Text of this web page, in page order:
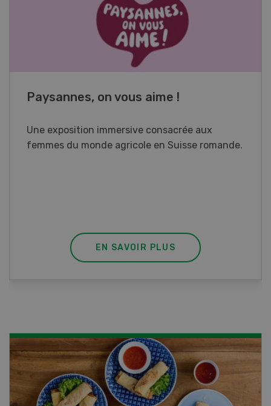
Cours spécialisé Aquaculture
Vous élevez des poissons ou songez à le faire?
Ce cours vous équipe du savoir nécessaire. Si
EN SAVOIR PLUS